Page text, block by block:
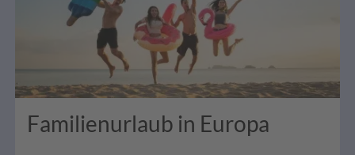
Familienurlaub in Europa